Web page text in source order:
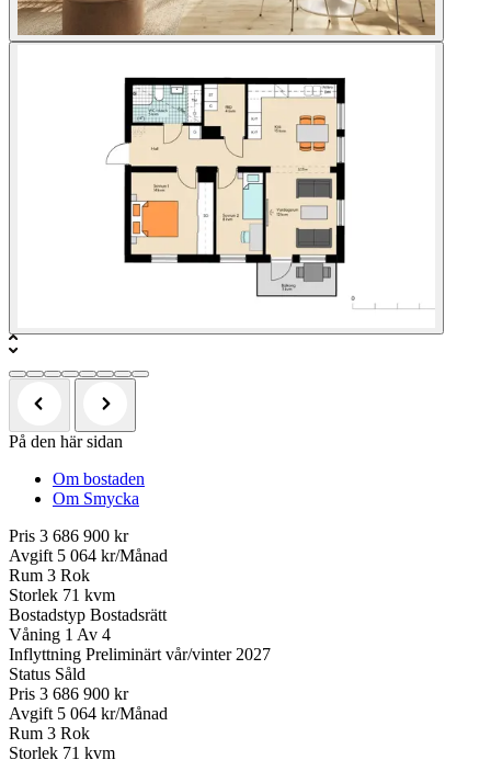
På den här sidan
Om bostaden
Om Smycka
Pris 3 686 900 kr
Avgift 5 064 kr/Månad
Rum 3 Rok
Storlek 71 kvm
Bostadstyp Bostadsrätt
Våning 1 Av 4
Inflyttning Preliminärt vår/vinter 2027
Status Såld
Pris 3 686 900 kr
Avgift 5 064 kr/Månad
Rum 3 Rok
Storlek 71 kvm